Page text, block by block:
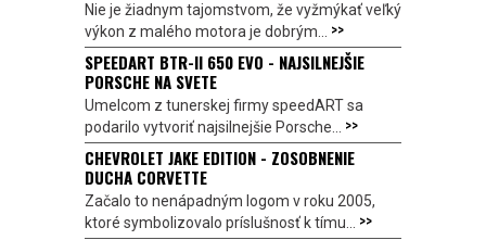
Nie je žiadnym tajomstvom, že vyžmýkať veľký
výkon z malého motora je dobrým... >>
SPEEDART BTR-II 650 EVO - NAJSILNEJŠIE
PORSCHE NA SVETE
Umelcom z tunerskej firmy speedART sa
podarilo vytvoriť najsilnejšie Porsche... >>
CHEVROLET JAKE EDITION - ZOSOBNENIE
DUCHA CORVETTE
Začalo to nenápadným logom v roku 2005,
ktoré symbolizovalo príslušnosť k tímu... >>